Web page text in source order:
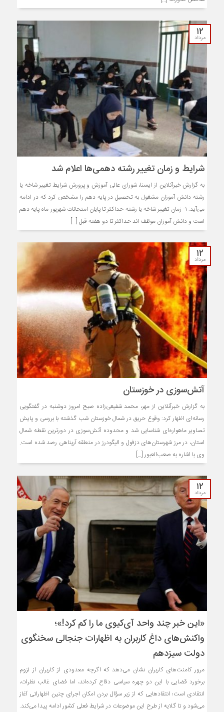
۱۲
مرداد
شرایط و زمان تغییر رشته دهمی‌ها اعلام شد
به گزارش خبرآنلاین از ایسنا، شورای عالی آموزش و پرورش شرایط تغییر شاخه یا
رشته دانش آموزان مشغول به تحصیل در پایه دهم را مشخص کرد که در ادامه
می‌آید: ۱- زمان تغییر شاخه یا رشته حداکثر تا پایان امتحانات شهریور ماه پایه دهم
است و دانش آموزان موظف اند حداکثر تا دو هفته قبل […]
۱۲
مرداد
آتش‌سوزی در خوزستان
به گزارش خبرآنلاین از مهر، محمد شفیعی‌زاده صبح امروز دوشنبه در گفتگویی
رسانه‌ای اظهار کرد: وقوع حریق در شمال خوزستان شب گذشته با بررسی و پایش
تصاویر ماهواره‌ای شناسایی شد و محدوده آتش‌سوزی در دورترین نقطه شمال
استان، در مرز شهرستان‌های دزفول و الیگودرز در منطقه آرپناهی رصد شده است.
وی با اشاره به صعب‌العبور […]
۱۲
مرداد
«این خبر چند واحد آی‌کیوی ما را کم کرد!»؛
واکنش‌های داغ کاربران به اظهارات جنجالی سخنگوی
دولت سیزدهم
مرور کامنت‌های کاربران نشان می‌دهد که اگرچه معدودی از کاربران از لزوم
برخورد قضایی با این دو چهره سیاسی دفاع کرده‌اند، اما فضای غالب نظرات،
انتقادی است؛ انتقادهایی که از زیر سؤال بردن امکان اجرای چنین اظهاراتی آغاز
می‌شود و تا گلایه از طرح این موضوعات در شرایط فعلی کشور ادامه پیدا می‌کند.